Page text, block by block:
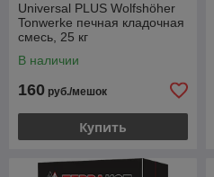
Universal PLUS Wolfshöher
Tonwerke печная кладочная
смесь, 25 кг
В наличии
160 руб./мешок
Купить